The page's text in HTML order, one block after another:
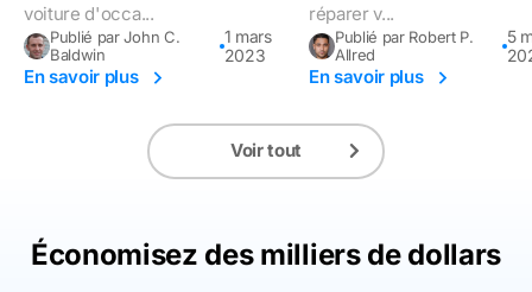
voiture d'occa...
Publié par John C.
Baldwin
1 mars
2023
En savoir plus
réparer v...
Publié par Robert P.
Allred
5
En savoir plus
Voir tout
Économisez des milliers de dollars